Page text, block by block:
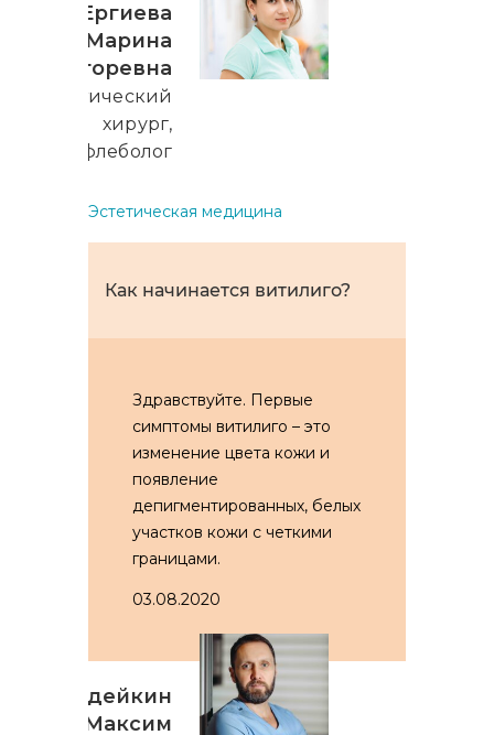
Ергиева
Марина
Игоревна
Пластический
хирург,
флеболог
Эстетическая медицина
Как начинается витилиго?
Здравствуйте. Первые
симптомы витилиго – это
изменение цвета кожи и
появление
депигментированных, белых
участков кожи с четкими
границами.
03.08.2020
Гордейкин
Максим